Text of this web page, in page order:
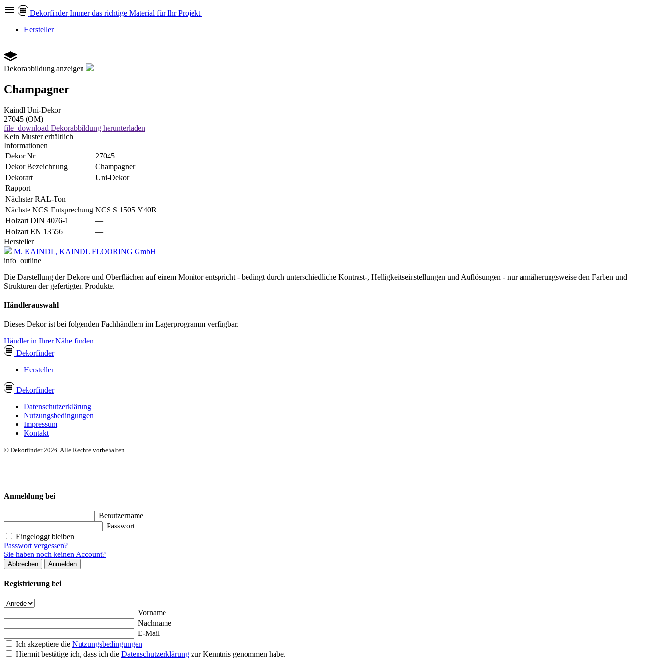
Dekorfinder Immer das richtige Material für Ihr Projekt
Hersteller
Dekorabbildung anzeigen
Champagner
Kaindl Uni-Dekor
27045 (OM)
file_download Dekorabbildung herunterladen
Kein Muster erhältlich
Informationen
Dekor Nr.
27045
Dekor Bezeichnung
Champagner
Dekorart
Uni-Dekor
Rapport
—
Nächster RAL-Ton
—
Nächste NCS-Entsprechung NCS S 1505-Y40R
Holzart DIN 4076-1
—
Holzart EN 13556
—
Hersteller
M. KAINDL, KAINDL FLOORING GmbH
info_outline
Die Darstellung der Dekore und Oberflächen auf einem Monitor entspricht - bedingt durch unterschiedliche Kontrast-, Helligkeitseinstellungen und Auflösungen - nur annäherungsweise den Farben und
Strukturen der gefertigten Produkte.
Händlerauswahl
Dieses Dekor ist bei folgenden Fachhändlern im Lagerprogramm verfügbar.
Händler in Ihrer Nähe finden
Dekorfinder
Hersteller
Dekorfinder
Datenschutzerklärung
Nutzungsbedingungen
Impressum
Kontakt
© Dekorfinder 2026. Alle Rechte vorbehalten.
Anmeldung bei
Benutzername
Passwort
Eingeloggt bleiben
Passwort vergessen?
Sie haben noch keinen Account?
Abbrechen Anmelden
Registrierung bei
Vorname
Nachname
E-Mail
Ich akzeptiere die Nutzungsbedingungen
Hiermit bestätige ich, dass ich die Datenschutzerklärung zur Kenntnis genommen habe.